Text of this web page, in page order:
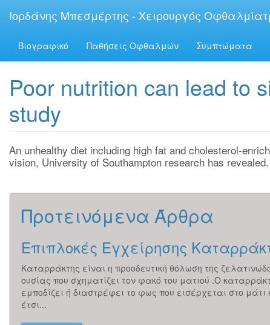
προς
κυρίως
περιεχόμενο
Ιορδάνης Μπεσμέρτης - Χειρουργός
Βιογραφικό Παθήσεις Οφθαλμών Συμπτώματα
Poor nutrition can lead to
study
An unhealthy diet including high fat and cholesterol-
vision, University of Southampton research has revealed.
Προτεινόμενα Άρθρα
Επιπλοκές Εγχείρησης
Καταρράκτης είναι η προοδευτική θόλωση της
ουσίας που σχηματίζει τον φακό του ματιού .Ο
εμποδίζει ή διαστρέφει το φως που εισέρχεται στο μάτι
έτσι...